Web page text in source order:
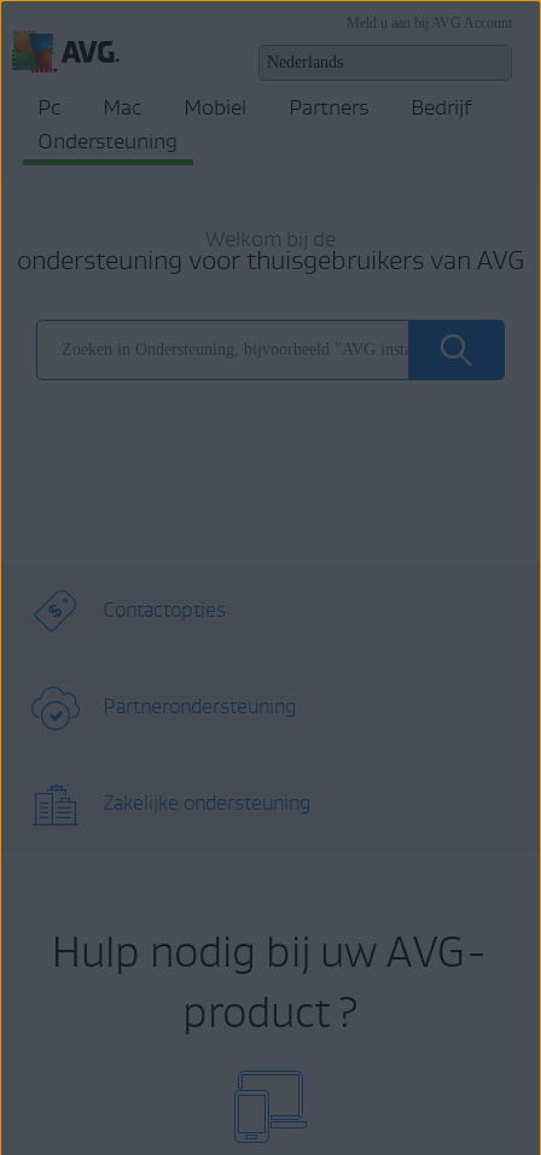
Meld u aan bij AVG Account
Pc Mac Mobiel Partners
Bedrijf
Ondersteuning
Welkom bij de
ondersteuning voor thuisgebruikers van AVG
Contactopties
Partnerondersteuning
Zakelijke ondersteuning
Hulp nodig bij uw AVG-
product ?